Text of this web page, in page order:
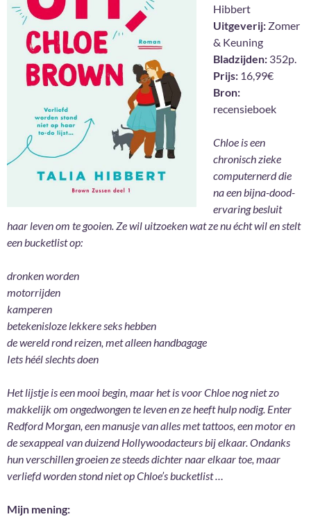
Hibbert
Uitgeverij: Zomer
& Keuning
Bladzijden: 352p.
Prijs: 16,99€
Bron:
recensieboek
Chloe is een
chronisch zieke
computernerd die
na een bijna-dood-
ervaring besluit
haar leven om te gooien. Ze wil uitzoeken wat ze nu écht wil en stelt
een bucketlist op:
dronken worden
motorrijden
kamperen
betekenisloze lekkere seks hebben
de wereld rond reizen, met alleen handbagage
Iets héél slechts doen
Het lijstje is een mooi begin, maar het is voor Chloe nog niet zo
makkelijk om ongedwongen te leven en ze heeft hulp nodig. Enter
Redford Morgan, een manusje van alles met tattoos, een motor en
de sexappeal van duizend Hollywoodacteurs bij elkaar. Ondanks
hun verschillen groeien ze steeds dichter naar elkaar toe, maar
verliefd worden stond niet op Chloe’s bucketlist …
Mijn mening: